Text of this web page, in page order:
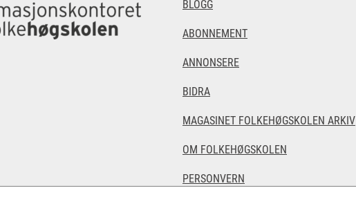
BLOGG
ABONNEMENT
ANNONSERE
BIDRA
MAGASINET FOLKEHØGSKOLEN ARKIV
OM FOLKEHØGSKOLEN
PERSONVERN